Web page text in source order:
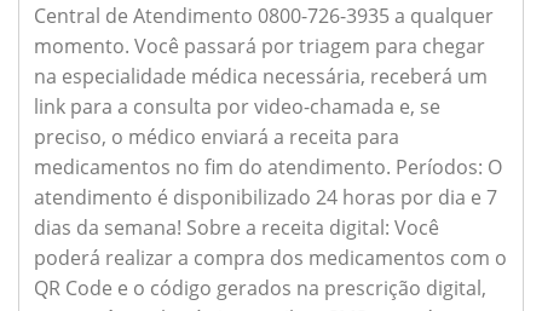
Central de Atendimento 0800-726-3935 a qualquer
momento. Você passará por triagem para chegar
na especialidade médica necessária, receberá um
link para a consulta por video-chamada e, se
preciso, o médico enviará a receita para
medicamentos no fim do atendimento. Períodos: O
atendimento é disponibilizado 24 horas por dia e 7
dias da semana! Sobre a receita digital: Você
poderá realizar a compra dos medicamentos com o
QR Code e o código gerados na prescrição digital,